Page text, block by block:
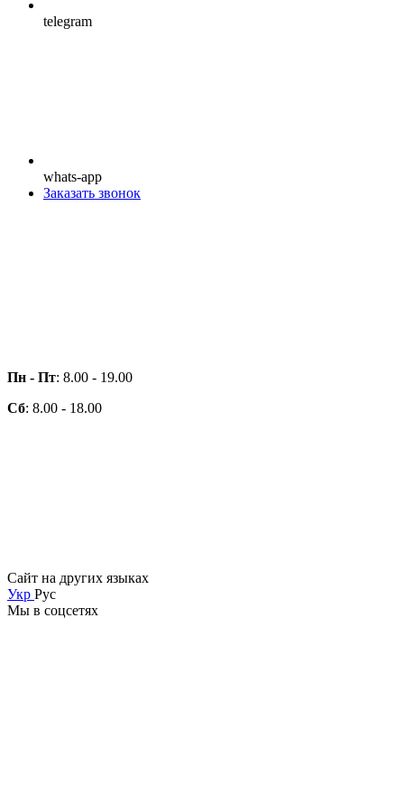
telegram
whats-app
Заказать звонок
Пн - Пт: 8.00 - 19.00
Сб: 8.00 - 18.00
Сайт на других языках
Укр Рус
Мы в соцсетях